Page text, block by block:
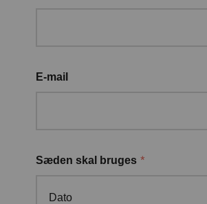
E-mail
Sæden skal bruges *
Dato